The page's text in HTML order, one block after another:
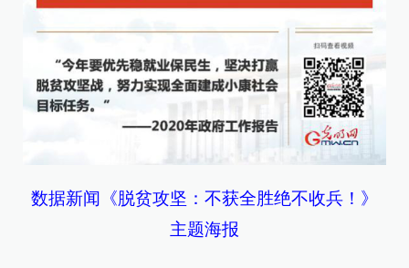
数据新闻《脱贫攻坚：不获全胜绝不收兵！》
主题海报